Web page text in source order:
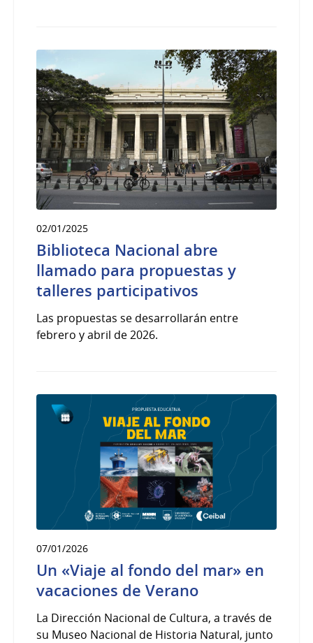
02/01/2025
Biblioteca Nacional abre
llamado para propuestas y
talleres participativos
Las propuestas se desarrollarán entre
febrero y abril de 2026.
07/01/2026
Un «Viaje al fondo del mar» en
vacaciones de Verano
La Dirección Nacional de Cultura, a través de
su Museo Nacional de Historia Natural, junto